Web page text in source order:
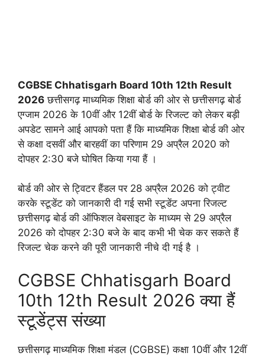
CGBSE Chhatisgarh Board 10th 12th Result
2026 छत्तीसगढ़ माध्यमिक शिक्षा बोर्ड की ओर से छत्तीसगढ़ बोर्ड
एग्जाम 2026 के 10वीं और 12वीं बोर्ड के रिजल्ट को लेकर बड़ी
अपडेट सामने आई आपको पता हैं कि माध्यमिक शिक्षा बोर्ड की ओर
से कक्षा दसवीं और बारहवीं का परिणाम 29 अप्रैल 2020 को
दोपहर 2:30 बजे घोषित किया गया हैं ।
बोर्ड की ओर से ट्विटर हैंडल पर 28 अप्रैल 2026 को ट्वीट
करके स्टूडेंट को जानकारी दी गई सभी स्टूडेंट अपना रिजल्ट
छत्तीसगढ़ बोर्ड की ऑफिशल वेबसाइट के माध्यम से 29 अप्रैल
2026 को दोपहर 2:30 बजे के बाद कभी भी चेक कर सकते हैं
रिजल्ट चेक करने की पूरी जानकारी नीचे दी गई है ।
CGBSE Chhatisgarh Board
10th 12th Result 2026 क्या हैं
स्टूडेंट्स संख्या
छत्तीसगढ़ माध्यमिक शिक्षा मंडल (CGBSE) कक्षा 10वीं और 12वीं